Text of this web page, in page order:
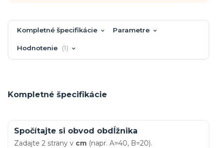
Kompletné špecifikácie Parametre
Hodnotenie 1
Kompletné špecifikácie
Spočítajte si obvod obdĺžnika
Zadajte 2 strany v cm (napr. A=40, B=20).